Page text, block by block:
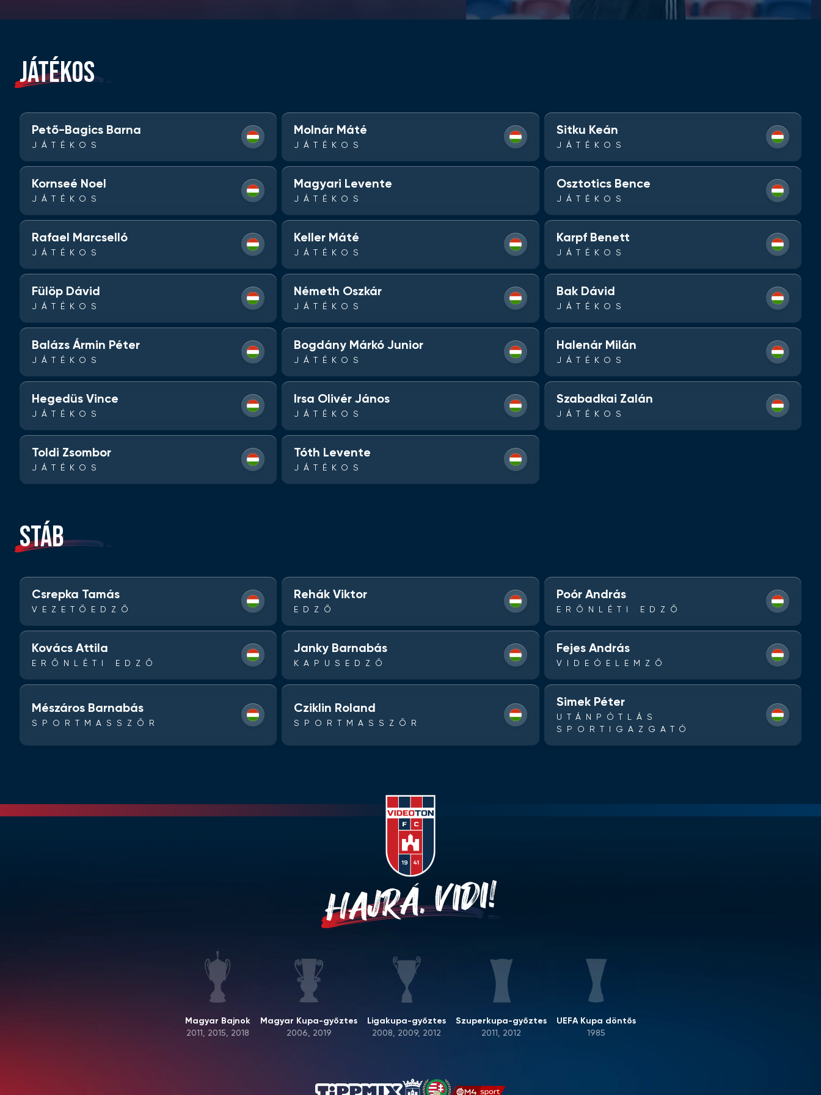
JÁTÉKOS
Pető-Bagics Barna
JÁTÉKOS
Molnár Máté
JÁTÉKOS
Sitku Keán
JÁTÉKOS
Kornseé Noel
JÁTÉKOS
Magyari Levente
JÁTÉKOS
Osztotics Bence
JÁTÉKOS
Rafael Marcselló
JÁTÉKOS
Keller Máté
JÁTÉKOS
Karpf Benett
JÁTÉKOS
Fülöp Dávid
JÁTÉKOS
Németh Oszkár
JÁTÉKOS
Bak Dávid
JÁTÉKOS
Balázs Ármin Péter
JÁTÉKOS
Bogdány Márkó Junior
JÁTÉKOS
Halenár Milán
JÁTÉKOS
Hegedüs Vince
JÁTÉKOS
Irsa Olivér János
JÁTÉKOS
Szabadkai Zalán
JÁTÉKOS
Toldi Zsombor
JÁTÉKOS
Tóth Levente
JÁTÉKOS
STÁB
Csrepka Tamás
VEZETŐEDZŐ
Rehák Viktor
EDZŐ
Poór András
ERŐNLÉTI EDZŐ
Kovács Attila
ERŐNLÉTI EDZŐ
Janky Barnabás
KAPUSEDZŐ
Fejes András
VIDEÓELEMZŐ
Mészáros Barnabás
SPORTMASSZŐR
Cziklin Roland
SPORTMASSZŐR
Simek Péter
UTÁNPÓTLÁS
SPORTIGAZGATÓ
HAJRÁ, VIDI!
Magyar Bajnok
2011, 2015, 2018
Magyar Kupa-győztes
2006, 2019
Ligakupa-győztes
2008, 2009, 2012
Szuperkupa-győztes
2011, 2012
UEFA Kupa döntős
1985